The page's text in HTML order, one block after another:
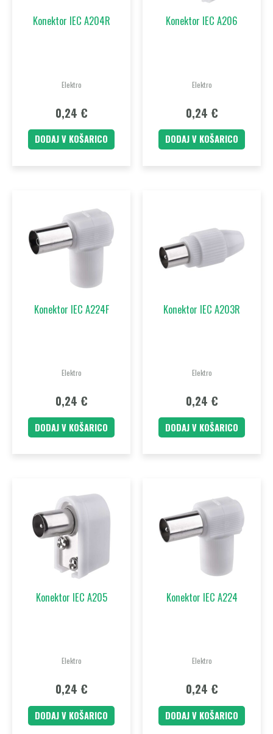
Konektor IEC A204R
Elektro
0,24 €
DODAJ V KOŠARICO
Konektor IEC A206
Elektro
0,24 €
DODAJ V KOŠARICO
Konektor IEC A224F
Elektro
0,24 €
DODAJ V KOŠARICO
Konektor IEC A203R
Elektro
0,24 €
DODAJ V KOŠARICO
Konektor IEC A205
Elektro
0,24 €
DODAJ V KOŠARICO
Konektor IEC A224
Elektro
0,24 €
DODAJ V KOŠARICO